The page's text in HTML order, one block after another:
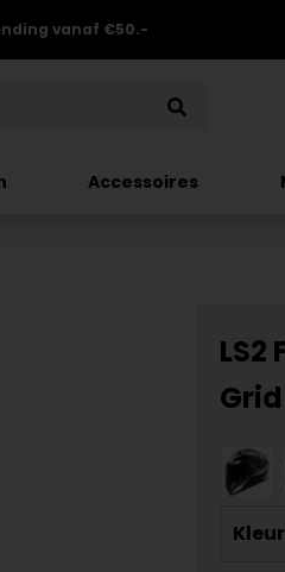
vanaf €50.-
Accessoires
LS2